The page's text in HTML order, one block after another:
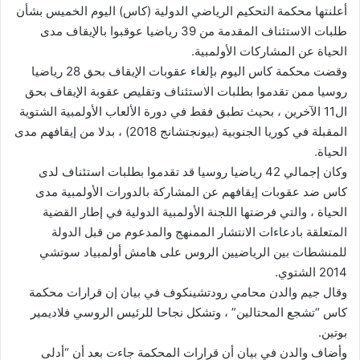
أعلنتها محكمة التحكيم الرياضي الدولية (كاس) اليوم الخميس بشأن
طلبات الاستئناف المقدمة من 39 رياضيا عوقبوا بالإيقاف مدى
الحياة عن المشاركات الأولمبية.
وقضت محكمة كاس اليوم بإلغاء عقوبات الإيقاف بحق 28 رياضيا
روسيا ممن تقدموا بطلبات الاستئناف وتقليص عقوبة الإيقاف بحق
ال11 الآخرين ، بحيث تطبق فقط في دورة الألعاب الأولمبية الشتوية
المقبلة في كوريا الجنوبية (بيونجتشانج 2018) ، بدلا من إيقافهم مدى
الحياة.
وكان إجمالي 42 رياضيا روسيا قد تقدموا بطلبات استئناف لدى
كاس ضد عقوبات إيقافهم عن المشاركة بالدورات الأولمبية مدى
الحياة ، والتي فرضتها اللجنة الأولمبية الدولية في إطار القضية
المتعلقة بادعاءات الانتشار الممنهج والمدعوم من قبل الدولة
للمنشطات بين الرياضيين الروس على هامش أولمبياد سوتشي
2014 الشتوي.
وقال جيم والدن محامي رودتشينكوف في بيان إن قرارات محكمة
كاس “تشجع المحتالين” ، وتشكل نجاحا للرئيس الروسي فلاديمير
بوتين.
وأضاف والدن في بيان أن قرارات المحكمة جاءت بعد أن “أدلى